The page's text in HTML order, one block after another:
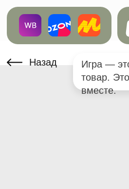
Назад
Игра — это не просто
вместе.